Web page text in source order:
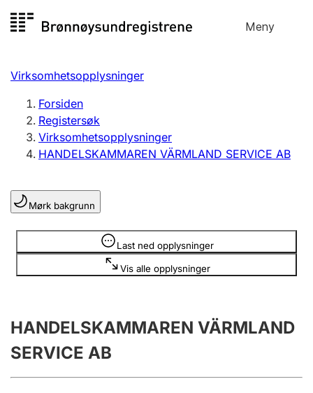
til
Meny
Registersøk
Aksjeselskap
Enkeltpersonforetak
Registrere, endre, slette
Lag og forening
Registrere, endre, slette
Årsregnskap
Innsending og forsinkelsesgebyr
Virksomhetsopplysninger
Forsiden
Registersøk
Virksomhetsopplysninger
HANDELSKAMMAREN VÄRMLAND SERVICE AB
Mørk bakgrunn
Last ned opplysninger
Vis alle opplysninger
Opplysninger er skjult
HANDELSKAMMAREN VÄRMLAND
SERVICE AB